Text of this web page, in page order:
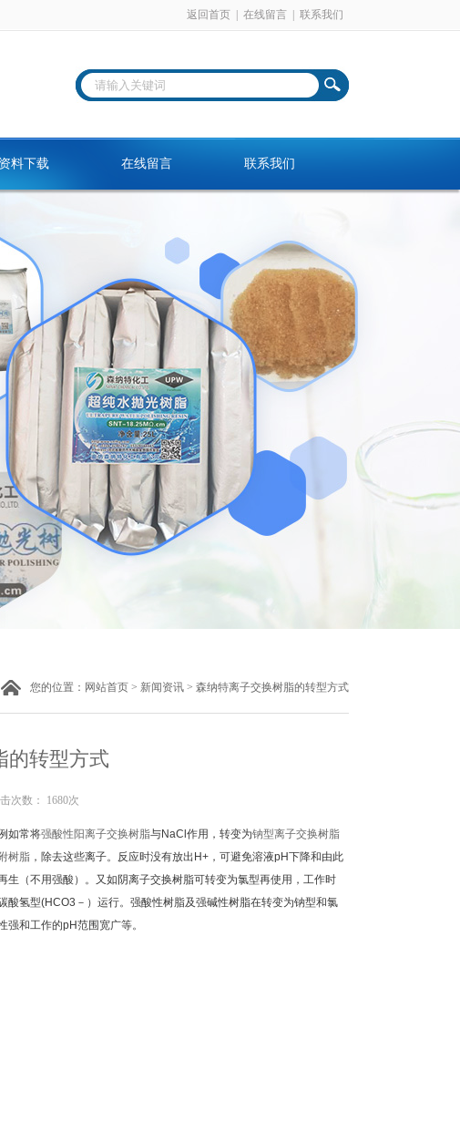
返回首页 在线留言 联系我们
资料下载 在线留言 联系我们
您的位置： 网站首页 > 新闻资讯 > 森纳特离子交换树脂的转型方式
的转型方式
次数： 1680次
如常将强酸性阳离子交换树脂与NaCl作用，转变为钠型离子交换树脂
树脂 ，除去这些离子。反应时没有放出H+，可避免溶液pH下降和由此
（不用强酸）。又如阴离子交换树脂可转变为氯型再使用，工作时
氢型(HCO3－）运行。强酸性树脂及强碱性树脂在转变为钠型和氯
和工作的pH范围宽广等。